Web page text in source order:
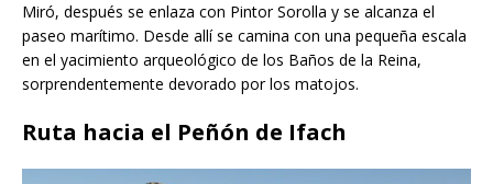
Miró, después se enlaza con Pintor Sorolla y se alcanza el
paseo marítimo. Desde allí se camina con una pequeña escala
en el yacimiento arqueológico de los Baños de la Reina,
sorprendentemente devorado por los matojos.
Ruta hacia el Peñón de Ifach